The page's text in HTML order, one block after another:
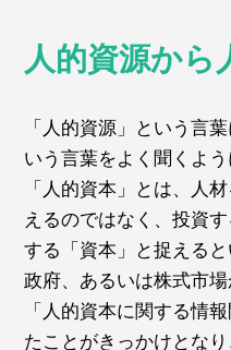
人的資源から
「人的資源」という言
いう言葉をよく聞くよう
「人的資本」とは、人
えるのではなく、投資
する「資本」と捉えると
政府、あるいは株式市
「人的資本に関する情
たことがきっかけとな